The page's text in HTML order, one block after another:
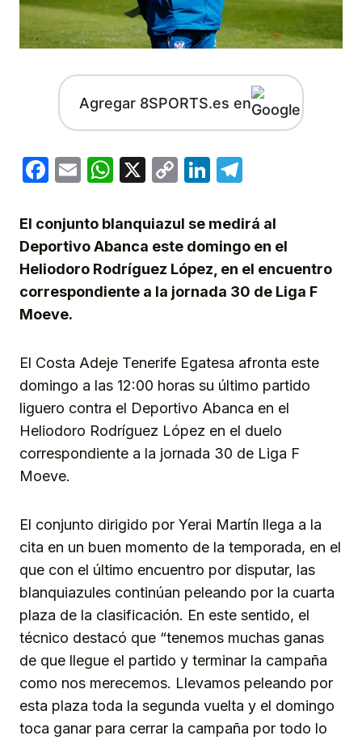
Agregar 8SPORTS.es en
Facebook
EmailWhatsApp
X
CopyLinkedIn
El conjunto blanquiazul se medirá al
Deportivo Abanca este domingo en el
Heliodoro Rodríguez López, en el encuentro
correspondiente a la jornada 30 de Liga F
Moeve.
El Costa Adeje Tenerife Egatesa afronta este
domingo a las 12:00 horas su último partido
liguero contra el Deportivo Abanca en el
Heliodoro Rodríguez López en el duelo
correspondiente a la jornada 30 de Liga F
Moeve.
El conjunto dirigido por Yerai Martín llega a la
cita en un buen momento de la temporada, en el
que con el último encuentro por disputar, las
blanquiazules continúan peleando por la cuarta
plaza de la clasificación. En este sentido, el
técnico destacó que “tenemos muchas ganas
de que llegue el partido y terminar la campaña
como nos merecemos. Llevamos peleando por
esta plaza toda la segunda vuelta y el domingo
toca ganar para cerrar la campaña por todo lo